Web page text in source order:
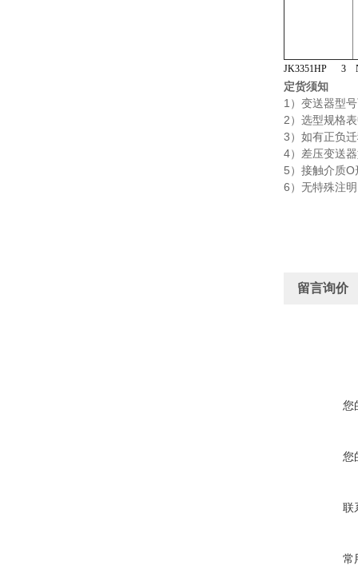
定货须知
1）变送器型
2）选型规格
3）如有正负
4）差压变送
5）接触介质
6）无特殊注
留言询价
您
您
联
常